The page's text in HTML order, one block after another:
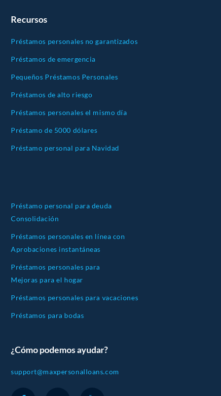
Recursos
Préstamos personales no garantizados
Préstamos de emergencia
Pequeños Préstamos Personales
Préstamos de alto riesgo
Préstamos personales el mismo día
Préstamo de 5000 dólares
Préstamo personal para Navidad
Préstamo personal para deuda
Consolidación
Préstamos personales en línea con
Aprobaciones instantáneas
Préstamos personales para
Mejoras para el hogar
Préstamos personales para vacaciones
Préstamos para bodas
¿Cómo podemos ayudar?
support@maxpersonalloans.com